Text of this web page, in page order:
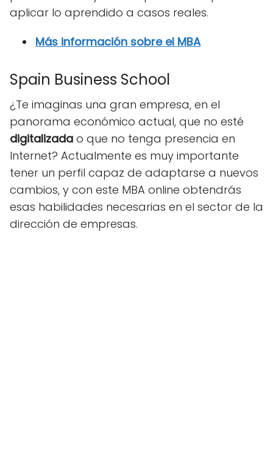
aplicar lo aprendido a casos reales.
Más información sobre el MBA
Spain Business School
¿Te imaginas una gran empresa, en el
panorama económico actual, que no esté
digitalizada o que no tenga presencia en
Internet? Actualmente es muy importante
tener un perfil capaz de adaptarse a nuevos
cambios, y con este MBA online obtendrás
esas habilidades necesarias en el sector de la
dirección de empresas.